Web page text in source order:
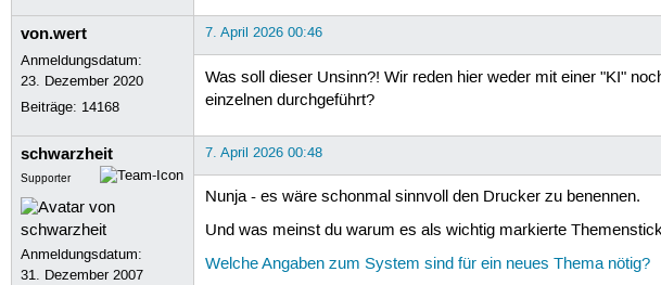
von.wert
Anmeldungsdatum:
23. Dezember 2020
Beiträge: 14168
7. April 2026 00:46
Was soll dieser Unsinn?! Wir reden hier weder mit einer "KI"
einzelnen durchgeführt?
schwarzheit
Supporter
Anmeldungsdatum:
31. Dezember 2007
7. April 2026 00:48
Nunja - es wäre schonmal sinnvoll den Drucker zu benennen.
Und was meinst du warum es als wichtig markierte
Welche Angaben zum System sind für ein neues Thema nötig?